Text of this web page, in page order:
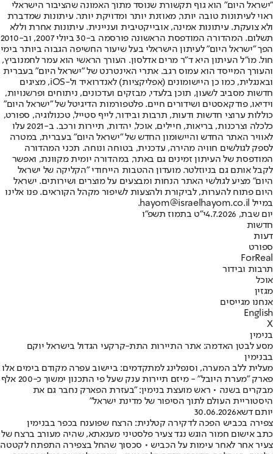
"ישראל היום" הוא גוף תקשורת שנוסד מתוך האמונה שהציבור הישראלי
ראוי לעיתונות טובה יותר, מאוזנת יותר ומדויקת יותר. עיתונות שמדברת
ולא צועקת. עיתונות אמינה, אובייקטיבית ועניינית. עיתונות אחרת וללא
תשלום. המהדורה המודפסת הראשונה פורסמה ב-30 ביולי 2007, וב-2010
הפך "ישראל היום" לעיתון הישראלי בעל שיעור החשיפה הגבוה ביותר בימי
חול. מו"ל העיתון היא ד"ר מרים אדלסון. העורך הראשי הוא עמר לחמנוביץ,
והעורך המייסד הוא עמוס רגב. אתרי האינטרנט של "ישראל היום" בעברית
ובאנגלית, כמו כן היישומונים (אפליקציות) לאנדרואיד ול-iOS, מציגים
חדשות מסביב לשעון, תוכן בלעדי, מבזקים ועדכונים, ניתוחים ופרשנויות,
וידיאו, פודקאסטים ושידורים חיים. פלטפורמות הדיגיטל של "ישראל היום"
כוללות ערוצי חדשות ודעות, תרבות ובידור, לייף סטייל, טכנולוגיה, ספורט,
כלכלה וצרכנות, בריאות, חיילים, אוכל, יהדות, תיירות ורכב. ב-2021 עלו
לאוויר האתר החדש והיישומון החדש של "ישראל היום" בעברית, במטרה
לספק לגולשים חוויה מהירה, עדכנית, בטוחה ונוחה. תכני המהדורה
המודפסת של העיתון זמינים גם באתר, במהדורה יומית מקוונת, ואפשר
לקבל אותם גם בניוזלטר. מועדון ההטבות הייחודי "הקליקה של ישראל
היום" מציע לגולשי האתר הנחות ומבצעים על מוצרים ושירותים. ישראל
היום פתוח להערות, לביקורת ולהצעות לשיפור מקהל הקוראים. פנו אלינו
במייל hayom@israelhayom.co.il.
יום שבת, 4.7.2026
י"ט בתמוז תשפ"ו
חדשות
דעות
ספורט
ForReal
תרבות ובידור
אוכל
מגזין
אנחנו מגייסים
English
X
בנימין
מסע לבטן האדמה: אתר התיירות התת-קרקעי הגדול בישראל יוקם
בבנימין
מעלית ללב המערה, וסנפלינג למתקדמים: ביישוב עפרה מקודם בימים אלו
פארק "מערת היובל" - מיזם תיירות ענק שעל פי התכנון ימשוך כ-200 אלף
מבקרים בשנה • ראש מועצת בנימין: "בעזרת הפארק נחבר גם את
היסטוריית העולם לתוך הסיפור של מדינת ישראל"
יותם דשא30.06.2026
צפירה בכביש הפכה לדקירה קטלנית: הרצח שפוענח בכפר בבנימין
כתב אישום חמור הוגש נגד צעיר פלסטיני מענאתא, שהיה מעורב ברצח של
צעיר אחר לאחר עימות על הכביש • סכסוך שהחל בצפירה התפתח לקטטה